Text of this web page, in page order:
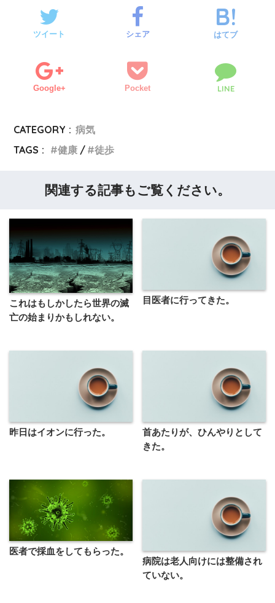
ツイート シェア はてブ
Google+ Pocket LINE
CATEGORY : 病気
TAGS :
健康 徒歩
関連する記事もご覧ください。
これはもしかしたら世界の滅
亡の始まりかもしれない。
目医者に行ってきた。
昨日はイオンに行った。
首あたりが、ひんやりとして
きた。
医者で採血をしてもらった。
病院は老人向けには整備され
ていない。